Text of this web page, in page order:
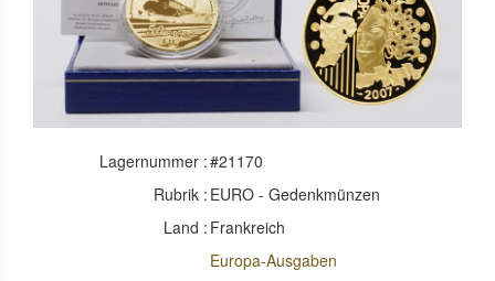
Lagernummer :#21170
Rubrik : EURO - Gedenkmünzen
Land : Frankreich
Europa-Ausgaben